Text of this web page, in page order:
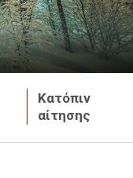
Κατόπιν
αίτησης